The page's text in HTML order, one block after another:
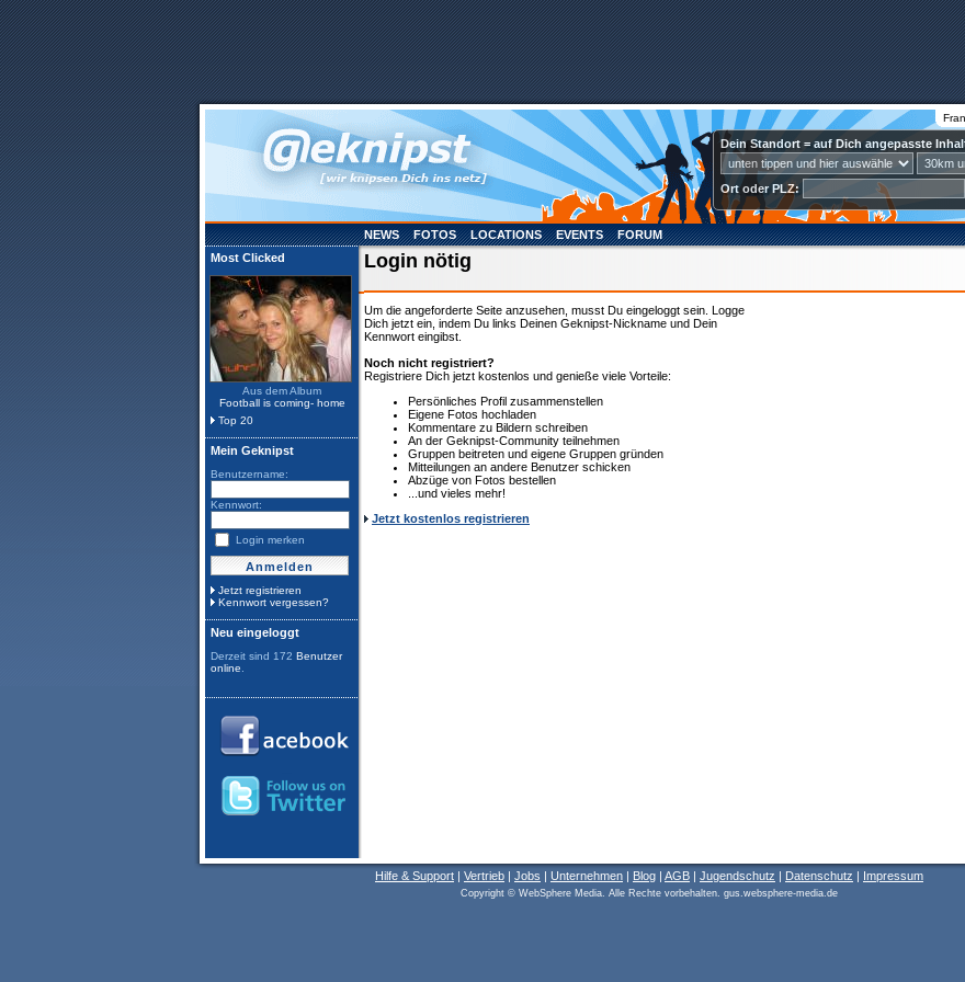
Dein Standort = auf Dich angepasste
Ort oder PLZ:
NEWS FOTOS LOCATIONS EVENTS
FORUM
Most Clicked
Aus dem Album
Football is coming- home
Top 20
Mein Geknipst
Benutzername:
Kennwort:
Login merken
Jetzt registrieren
Kennwort vergessen?
Neu eingeloggt
Derzeit sind 172 Benutzer
online
Login nötig
Um die angeforderte Seite anzusehen, musst Du eingeloggt sein. Logge
Dich jetzt ein, indem Du links Deinen Geknipst-Nickname und Dein
Kennwort eingibst.
Noch nicht registriert?
Registriere Dich jetzt kostenlos und genieße viele Vorteile:
Persönliches Profil zusammenstellen
Eigene Fotos hochladen
Kommentare zu Bildern schreiben
An der Geknipst-Community teilnehmen
Gruppen beitreten und eigene Gruppen gründen
Mitteilungen an andere Benutzer schicken
Abzüge von Fotos bestellen
...und vieles mehr!
Jetzt kostenlos registrieren
Hilfe & Support | Vertrieb | Jobs | Unternehmen | Blog | AGB | Jugendschutz | Datenschutz | Impressum
Copyright © WebSphere Media. Alle Rechte vorbehalten. gus.websphere-media.de